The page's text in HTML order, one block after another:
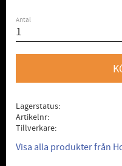
Antal
Lagerstatus
Artikelnr
Tillverkare
Visa alla produkter från